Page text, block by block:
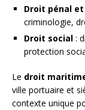
Droit pénal
criminologie,
Droit social :
protection
Le droit
ville portuaire et
contexte unique